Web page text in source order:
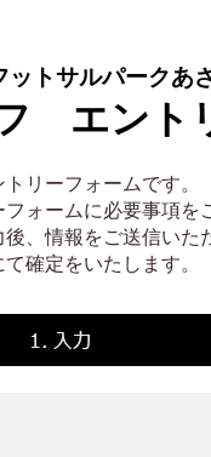
ットサルパークあ
エント
リーフォームです。
ォームに必要事項
、情報をご送信いた
確定をいたします。